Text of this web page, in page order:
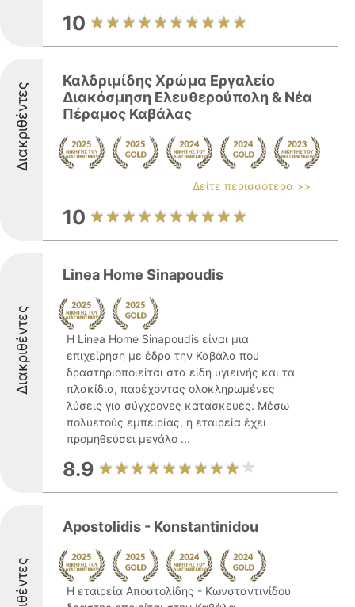
10
Διακριθέντες
Καλδριμίδης Χρώμα Εργαλείο
Διακόσμηση Ελευθερούπολη & Νέα
Πέραμος Καβάλας
Δείτε περισσότερα >>
10
Διακριθέντες
Linea Home Sinapoudis
Η Linea Home Sinapoudis είναι μια
επιχείρηση με έδρα την Καβάλα που
δραστηριοποιείται στα είδη υγιεινής και τα
πλακίδια, παρέχοντας ολοκληρωμένες
λύσεις για σύγχρονες κατασκευές. Μέσω
πολυετούς εμπειρίας, η εταιρεία έχει
προμηθεύσει μεγάλο ...
8.9
Apostolidis - Konstantinidou
Η εταιρεία Αποστολίδης - Κωνσταντινίδου